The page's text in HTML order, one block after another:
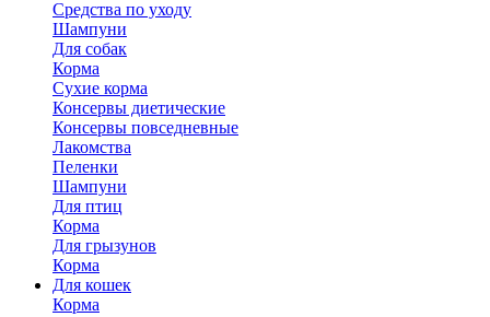
Средства по уходу
Шампуни
Для собак
Корма
Сухие корма
Консервы диетические
Консервы повседневные
Лакомства
Пеленки
Шампуни
Для птиц
Корма
Для грызунов
Корма
Для кошек
Корма